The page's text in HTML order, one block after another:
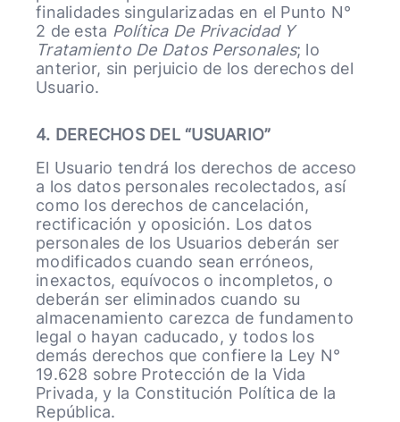
finalidades singularizadas en el Punto N°
2 de esta Política De Privacidad Y
Tratamiento De Datos Personales; lo
anterior, sin perjuicio de los derechos del
Usuario.
4. DERECHOS DEL “USUARIO”
El Usuario tendrá los derechos de acceso
a los datos personales recolectados, así
como los derechos de cancelación,
rectificación y oposición. Los datos
personales de los Usuarios deberán ser
modificados cuando sean erróneos,
inexactos, equívocos o incompletos, o
deberán ser eliminados cuando su
almacenamiento carezca de fundamento
legal o hayan caducado, y todos los
demás derechos que confiere la Ley N°
19.628 sobre Protección de la Vida
Privada, y la Constitución Política de la
República.